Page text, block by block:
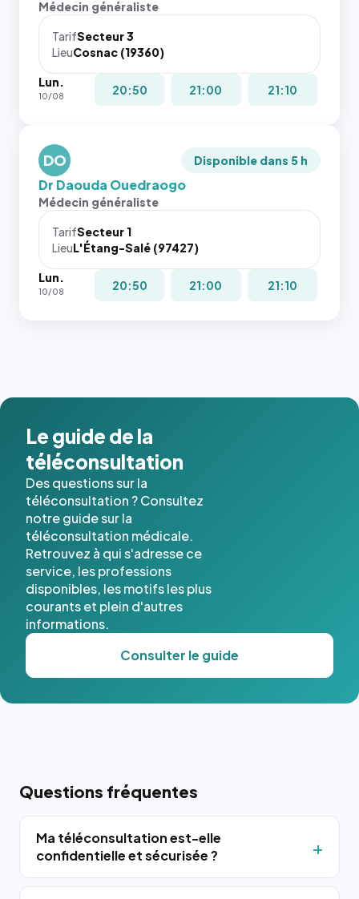
dans ce
cas. #}
navigateur
pas la
place, et
les trois
dernières
images de
l'annuaire
dans ce
cas. #}
Médecin généraliste
TarifSecteur 3
LieuCosnac (19360)
Lun.
10/08 20:50 21:00 21:10
DO Disponible dans 5 h
Dr Daouda Ouedraogo
Médecin généraliste
TarifSecteur 1
LieuL'Étang-Salé (97427)
Lun.
10/08 20:50 21:00 21:10
Le guide de la
téléconsultation
Des questions sur la
téléconsultation ? Consultez
notre guide sur la
téléconsultation médicale.
Retrouvez à qui s'adresse ce
service, les professions
disponibles, les motifs les plus
courants et plein d'autres
informations.
Consulter le guide
Questions fréquentes
Ma téléconsultation est-elle
confidentielle et sécurisée ?